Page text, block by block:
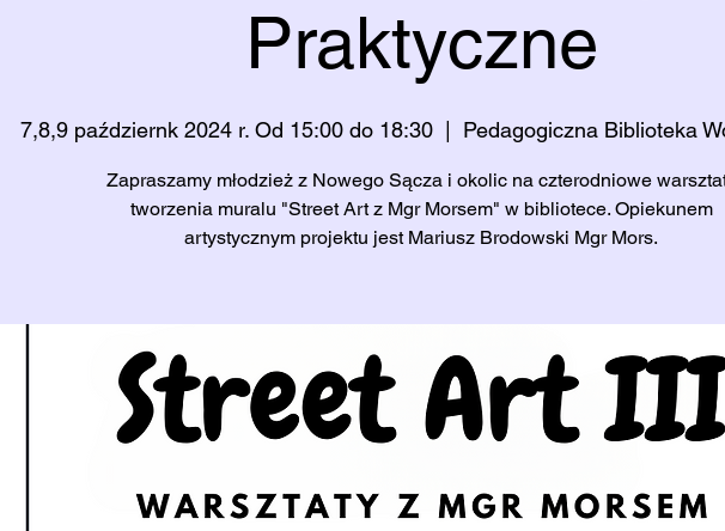
Praktyczne
7,8,9 październk 2024 r. Od 15:00 do 18:30
  |
Pedagogiczna Biblioteka
Zapraszamy młodzież z Nowego Sącza i okolic na czterodniowe
tworzenia muralu "Street Art z Mgr Morsem" w bibliotece. Opiekunem
artystycznym projektu jest Mariusz Brodowski Mgr Mors.